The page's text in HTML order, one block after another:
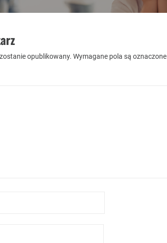
opublikowany. Wymagane pola są oznaczone